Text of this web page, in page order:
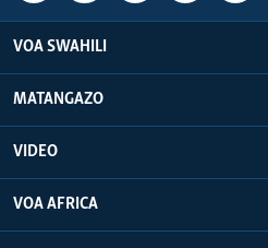
VOA SWAHILI
MATANGAZO
VIDEO
VOA AFRICA